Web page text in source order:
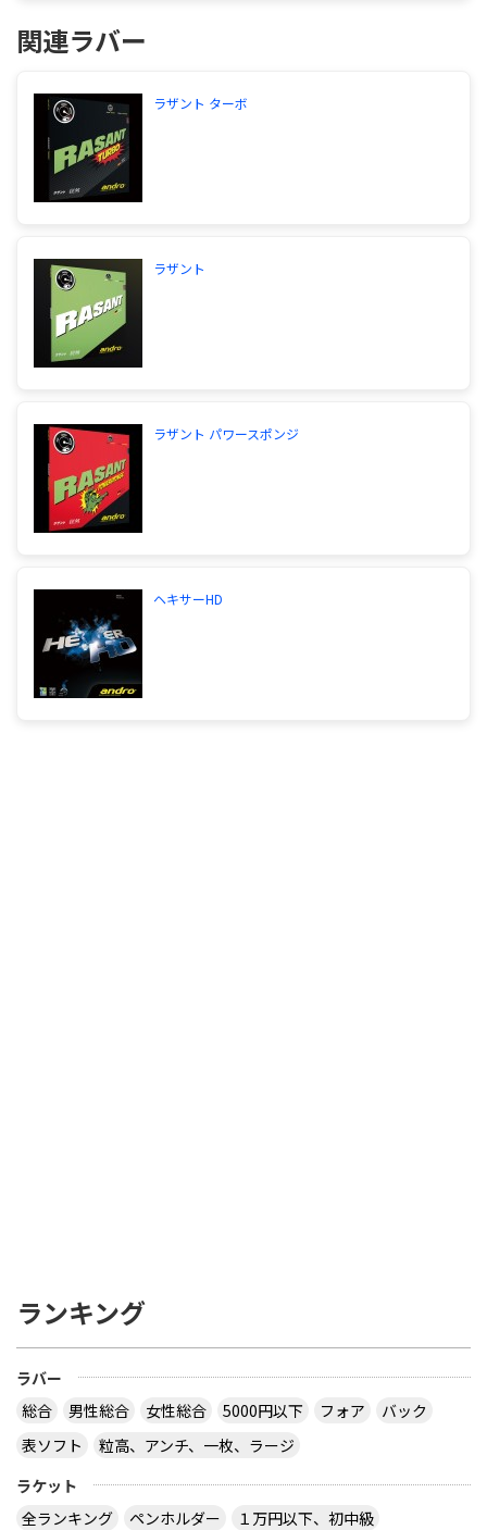
ントロールがしにくくなる代わりに回転とスピード
をあげた固めのラバーらしいですが、聞いただけで
い気がするのでフォア使ってみたいとは思っていま
す。 問題はバック面なんですが、いまのラクザソフ
トじゃすこし物足りないから、ふつうのラクザにし
ようとしてますが、他にオススメできるラバーはあ
りますか？ 重さはなれると思うからあまり気にし
す。 せびみなさまのウラ面のオススメラバーを教え
てください 自分の今のところの候補は通常ラクザ
７とヴェガJapanです 金銭は気にしません！ 最後
に、テナジー80を使ったことある人はぜひ感想を聞
かしてください！ よろしくお願いします。
良いです。 バックだと64か64FX 厚が、良いです。
腕力が、ある人 05 64 厚 腕力が、無い人 05FX 64FX
厚 が、良いかもです。 但しテナジーは、３ヶ月く
らいで、ダメになるらしいと 言う巷の噂です。 練
習頻度によって違いますが、半年か１年持つことが
ク面のオススメ ですか。それなら、テナジー25FX
も良いと思います。 男性か、女性か、分かりません
が、台から 離れないなら 25FX も良いかも。だめな
ら 64 か 64FXも有りかも。 スポンジの厚さは、厚
くらいが、良いです。80は、使った こと無いで
す。25FX 05FX 64FX は、使ったことあります。 つ
関連ラバー
ラザント ターボ
ラザント
ラザント パワースポンジ
ヘキサーHD
ランキング
ラバー
総合
男性総合 女性総合 5000円以下 フォア
バック
表ソフト
粒高、アンチ、一枚、ラージ
ラケット
全ランキング
ペンホルダー
１万円以下、初中級